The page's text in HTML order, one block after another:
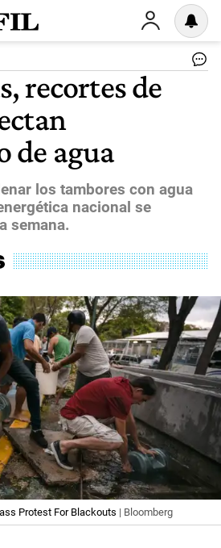
recortes de
de agua
los tambores con agua
nacional se
semana.
Protest For Blackouts | Bloomberg